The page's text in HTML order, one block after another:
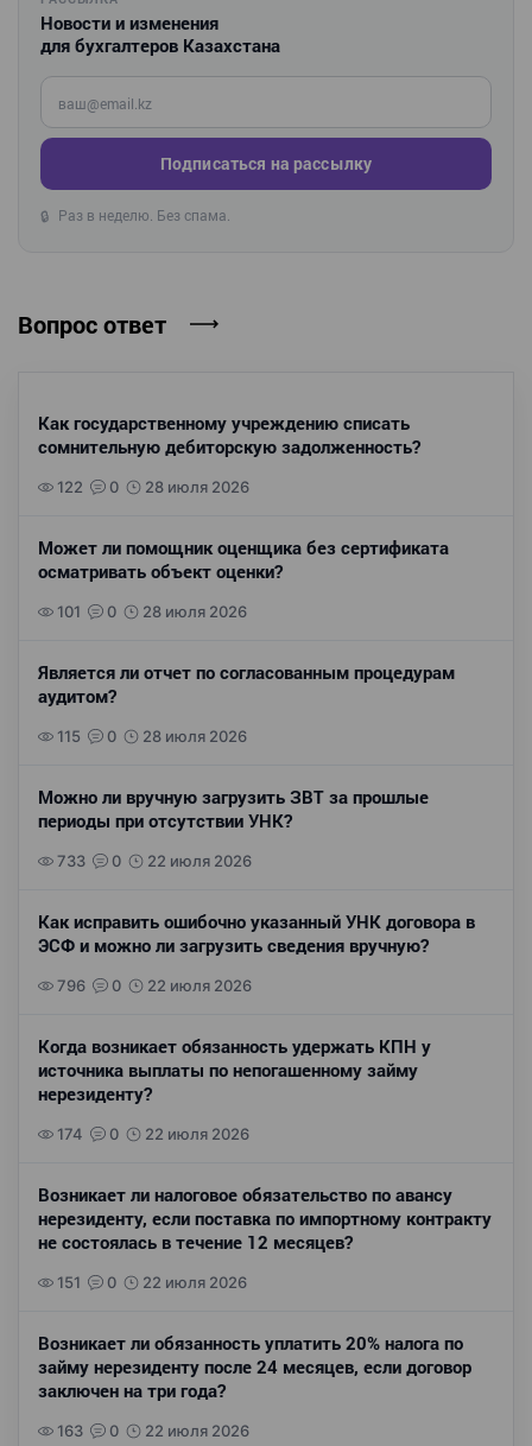
Новости и изменения
для бухгалтеров Казахстана
Введите ваш e-mail
Подписаться на рассылку
🔒 Раз в неделю. Без спама.
Вопрос ответ
Как государственному учреждению списать
сомнительную дебиторскую задолженность?
122 0 28 июля 2026
Может ли помощник оценщика без сертификата
осматривать объект оценки?
101 0 28 июля 2026
Является ли отчет по согласованным процедурам
аудитом?
115 0 28 июля 2026
Можно ли вручную загрузить ЗВТ за прошлые
периоды при отсутствии УНК?
733 0 22 июля 2026
Как исправить ошибочно указанный УНК договора в
ЭСФ и можно ли загрузить сведения вручную?
796 0 22 июля 2026
Когда возникает обязанность удержать КПН у
источника выплаты по непогашенному займу
нерезиденту?
174 0 22 июля 2026
Возникает ли налоговое обязательство по авансу
нерезиденту, если поставка по импортному контракту
не состоялась в течение 12 месяцев?
151 0 22 июля 2026
Возникает ли обязанность уплатить 20% налога по
займу нерезиденту после 24 месяцев, если договор
заключен на три года?
163 0 22 июля 2026